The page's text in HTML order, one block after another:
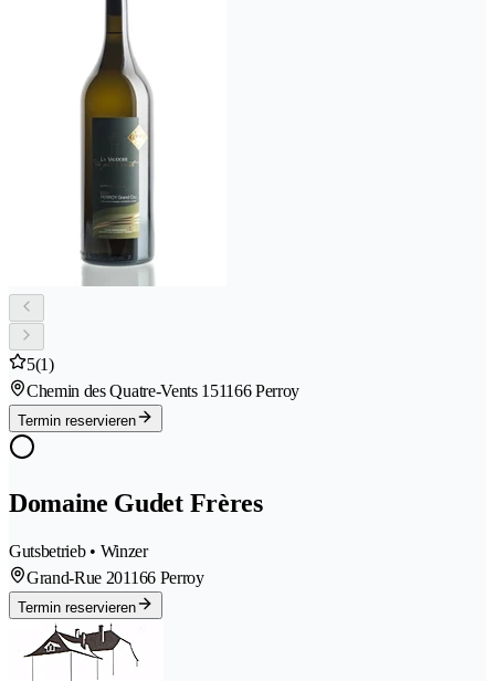
5(1)
Chemin des Quatre-Vents 151166 Perroy
Termin reservieren
Domaine Gudet Frères
Gutsbetrieb • Winzer
Grand-Rue 201166 Perroy
Termin reservieren